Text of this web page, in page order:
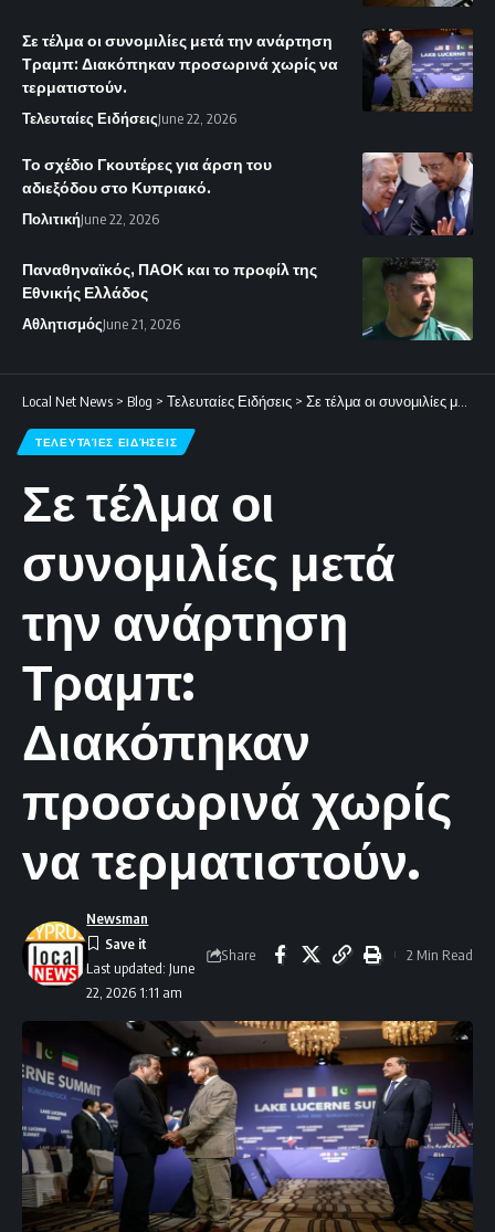
Σε τέλμα οι συνομιλίες μετά την ανάρτηση
Τραμπ: Διακόπηκαν προσωρινά χωρίς να
τερματιστούν.
Τελευταίες ΕιδήσειςJune 22, 2026
Το σχέδιο Γκουτέρες για άρση του
αδιεξόδου στο Κυπριακό.
ΠολιτικήJune 22, 2026
Παναθηναϊκός, ΠΑΟΚ και το προφίλ της
Εθνικής Ελλάδος
ΑθλητισμόςJune 21, 2026
Local Net News > Blog > Τελευταίες Ειδήσεις > Σε τέλμα οι συνομιλίες μετά την ανάρτηση Τραμπ: Διακόπηκαν προσωρινά χωρίς να τερματιστούν.
ΤΕΛΕΥΤΑΊΕΣ ΕΙΔΉΣΕΙΣ
Σε τέλμα οι
συνομιλίες μετά
την ανάρτηση
Τραμπ:
Διακόπηκαν
προσωρινά χωρίς
να τερματιστούν.
Last updated: June
22, 2026 1:11 am
Newsman
Share 2 Min Read